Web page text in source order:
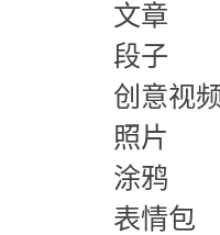
文章
段子
创意视
照片
涂鸦
表情包